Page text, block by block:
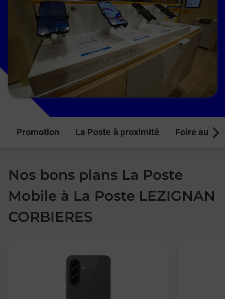
Promotion La Poste à proximité Foire aux
Nos bons plans La Poste
Mobile à La Poste LEZIGNAN
CORBIERES